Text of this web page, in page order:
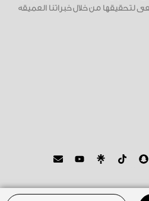
لتحقيقها من خلال خبراتنا العميقة